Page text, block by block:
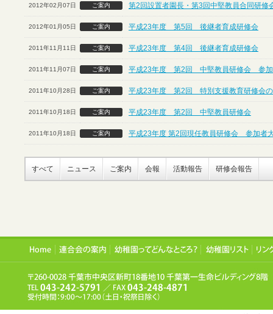
2012年02月07日 ご案内 第2回設置者園長・第3回中堅教員合同研修
2012年01月05日 ご案内 平成23年度 第5回 後継者育成研修会
2011年11月11日 ご案内 平成23年度 第4回 後継者育成研修会
2011年11月07日 ご案内 平成23年度 第2回 中堅教員研修会 参加
2011年10月28日 ご案内 平成23年度 第2回 特別支援教育研修会
2011年10月18日 ご案内 平成23年度 第2回 中堅教員研修会
2011年10月18日 ご案内 平成23年度 第2回現任教員研修会 参加者
すべて ニュース ご案内 会報 活動報告 研修会報告